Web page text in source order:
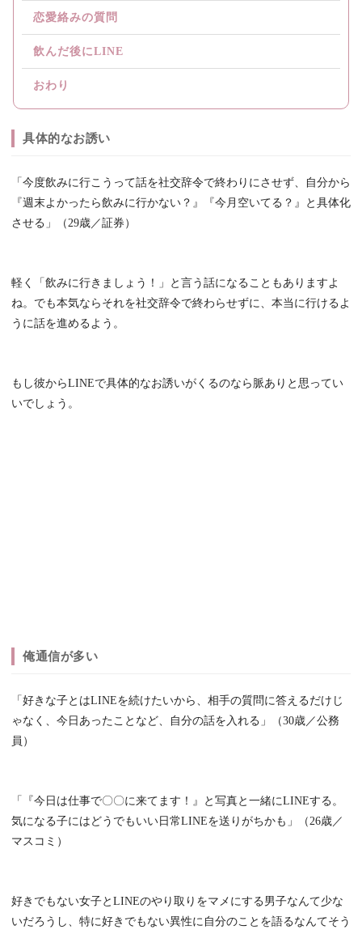
恋愛絡みの質問
飲んだ後にLINE
おわり
具体的なお誘い
「今度飲みに行こうって話を社交辞令で終わりにさせず、自分から
『週末よかったら飲みに行かない？』『今月空いてる？』と具体化
させる」（29歳／証券）
軽く「飲みに行きましょう！」と言う話になることもありますよ
ね。でも本気ならそれを社交辞令で終わらせずに、本当に行けるよ
うに話を進めるよう。
もし彼からLINEで具体的なお誘いがくるのなら脈ありと思ってい
いでしょう。
俺通信が多い
「好きな子とはLINEを続けたいから、相手の質問に答えるだけじ
ゃなく、今日あったことなど、自分の話を入れる」（30歳／公務
員）
「『今日は仕事で〇〇に来てます！』と写真と一緒にLINEする。
気になる子にはどうでもいい日常LINEを送りがちかも」（26歳／
マスコミ）
好きでもない女子とLINEのやり取りをマメにする男子なんて少な
いだろうし、特に好きでもない異性に自分のことを語るなんてそう